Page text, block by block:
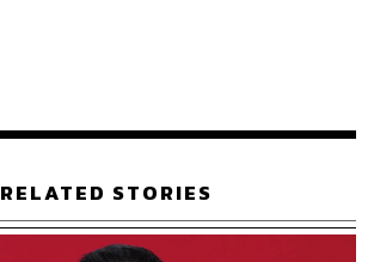
RELATED STORIES